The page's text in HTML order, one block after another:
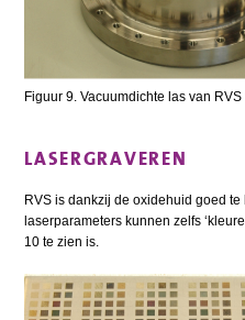
Figuur 9. Vacuumdichte las van
LASERGRAVEREN
RVS is dankzij de oxidehuid goed
laserparameters kunnen zelfs
10 te zien is.